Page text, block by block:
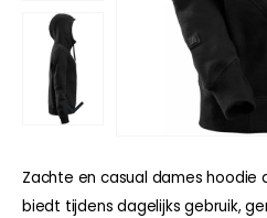
Zachte en casual dames
biedt tijdens dagelijks gebruik,